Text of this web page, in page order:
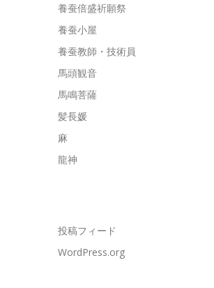
養蚕倍盛祈願祭
養蚕小屋
養蚕教師・技術員
馬頭観音
馬鳴菩薩
髪長媛
麻
龍神
投稿フィード
WordPress.org